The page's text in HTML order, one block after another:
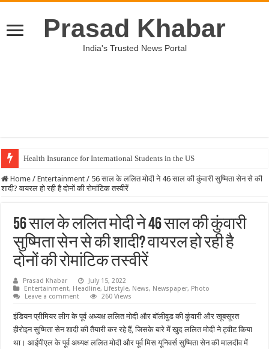
Prasad Khabar
India's Trusted News Portal
Health Insurance for International Students in the US
Home / Entertainment / 56 साल के ललित मोदी ने 46 साल की कुंवारी सुष्मिता सेन से की
शादी? वायरल हो रही है दोनों की रोमांटिक तस्वीरें
56 साल के ललित मोदी ने 46 साल की कुंवारी
सुष्मिता सेन से की शादी? वायरल हो रही है
दोनों की रोमांटिक तस्वीरें
Prasad Khabar
July 15, 2022
Entertainment, Headline, Lifestyle, News, Newspaper, Photo
Leave a comment
260 Views
इंडियन प्रीमियर लीग के पूर्व अध्यक्ष ललित मोदी और बॉलीवुड की कुंवारी और खूबसूरत
हीरोइन सुष्मिता सेन शादी की तैयारी कर रहे हैं, जिसके बारे में खुद ललित मोदी ने ट्वीट किया
था। आईपीएल के पूर्व अध्यक्ष ललित मोदी और पूर्व मिस यूनिवर्स सुष्मिता सेन की मालदीव में